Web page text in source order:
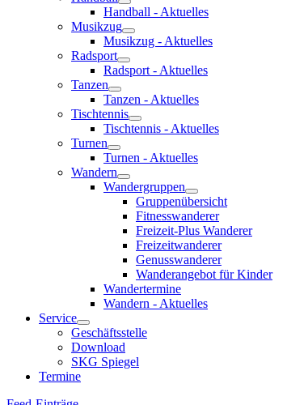
Handball - Aktuelles
Musikzug
Musikzug - Aktuelles
Radsport
Radsport - Aktuelles
Tanzen
Tanzen - Aktuelles
Tischtennis
Tischtennis - Aktuelles
Turnen
Turnen - Aktuelles
Wandern
Wandergruppen
Gruppenübersicht
Fitnesswanderer
Freizeit-Plus Wanderer
Freizeitwanderer
Genusswanderer
Wanderangebot für Kinder
Wandertermine
Wandern - Aktuelles
Service
Geschäftsstelle
Download
SKG Spiegel
Termine